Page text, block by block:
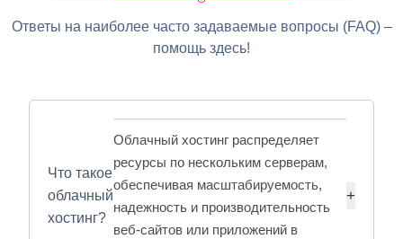
Ответы на наиболее часто задаваемые вопросы (FAQ) –
помощь здесь!
Что такое
облачный
хостинг?
Облачный хостинг распределяет
ресурсы по нескольким серверам,
обеспечивая масштабируемость,
надежность и производительность
веб-сайтов или приложений в